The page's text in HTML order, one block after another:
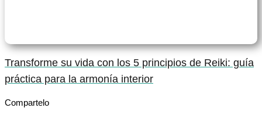
Transforme su vida con los 5 principios de Reiki: guía
práctica para la armonía interior
Compartelo